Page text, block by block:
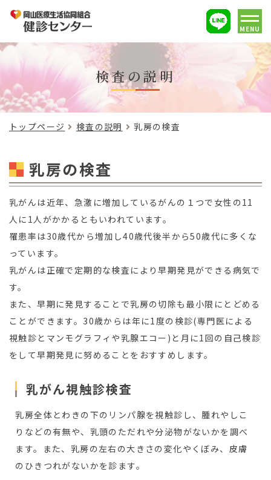
MENU
検査の説明
トップページ 検査の説明 乳房の検査
乳房の検査
乳がんは近年、急激に増加しているがんの１つで女性の11
人に1人がかかるともいわれています。
罹患率は30歳代から増加し40歳代後半から50歳代に多くな
っています。
乳がんは正確で定期的な検査により早期発見ができる病気で
す。
また、早期に発見することで乳房の切除も最小限にとどめる
ことができます。30歳からは年に1度の検診(専門医による
視触診とマンモグラフィや乳腺エコー)と月に1回の自己検診
をして早期発見に努めることをおすすめします。
乳がん視触診検査
乳房全体とわきの下のリンパ腺を視触診し、腫れやしこ
りなどの有無や、乳頭のただれや分泌物がないかを調べ
ます。また、乳房の左右の大きさの変化やくぼみ、皮膚
のひきつれがないかを診ます。